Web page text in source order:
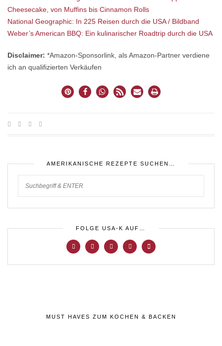
Cheesecake, von Muffins bis Cinnamon Rolls
National Geographic: In 225 Reisen durch die USA / Bildband
Weber’s American BBQ: Ein kulinarischer Roadtrip durch die USA
Disclaimer: *Amazon-Sponsorlink, als Amazon-Partner verdiene
ich an qualifizierten Verkäufen
AMERIKANISCHE REZEPTE SUCHEN…
FOLGE USA-K AUF…
MUST HAVES ZUM KOCHEN & BACKEN